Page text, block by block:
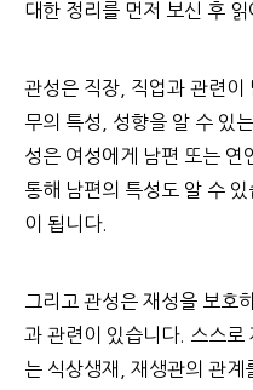
대한 정리를 먼저 보신 후
관성은 직장, 직업과 관련이
무의 특성, 성향을 알 수 있
성은 여성에게 남편 또는 연
통해 남편의 특성도 알 수
이 됩니다.
그리고 관성은 재성을 보호
과 관련이 있습니다. 스스로
는 식상생재, 재생관의 관계